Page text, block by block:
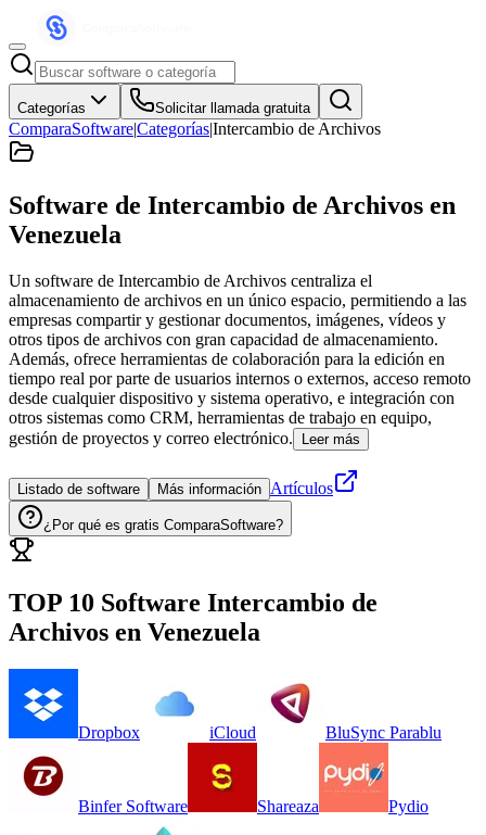
Categorías Solicitar llamada gratuita
ComparaSoftware|Categorías|Intercambio de Archivos
Software de Intercambio de Archivos en
Venezuela
Un software de Intercambio de Archivos centraliza el
almacenamiento de archivos en un único espacio, permitiendo a las
empresas compartir y gestionar documentos, imágenes, vídeos y
otros tipos de archivos con gran capacidad de almacenamiento.
Además, ofrece herramientas de colaboración para la edición en
tiempo real por parte de usuarios internos o externos, acceso remoto
desde cualquier dispositivo y sistema operativo, e integración con
otros sistemas como CRM, herramientas de trabajo en equipo,
gestión de proyectos y correo electrónico.
Leer más
Listado de software Más información Artículos
¿Por qué es gratis ComparaSoftware?
TOP 10 Software Intercambio de
Archivos en Venezuela
Dropbox iCloud BluSync Parablu
Binfer Software Shareaza Pydio